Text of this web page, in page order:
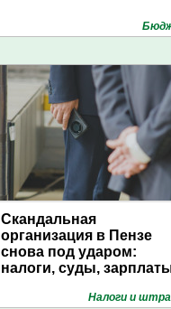
Скандальная
организация в Пензе
снова под ударом:
налоги, суды,
Налоги и